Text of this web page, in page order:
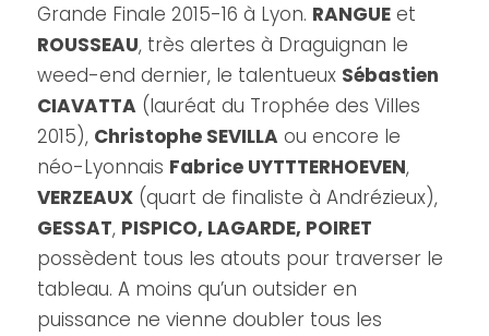
Grande Finale 2015-16 à Lyon. RANGUE et
ROUSSEAU, très alertes à Draguignan le
weed-end dernier, le talentueux Sébastien
CIAVATTA (lauréat du Trophée des Villes
2015), Christophe SEVILLA ou encore le
néo-Lyonnais Fabrice UYTTTERHOEVEN,
VERZEAUX (quart de finaliste à Andrézieux),
GESSAT, PISPICO, LAGARDE, POIRET
possèdent tous les atouts pour traverser le
tableau. A moins qu’un outsider en
puissance ne vienne doubler tous les